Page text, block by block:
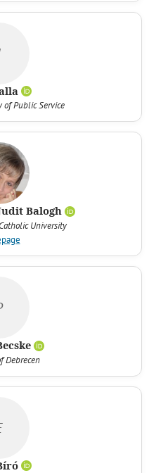
of Public Service
Balogh
University
Debrecen